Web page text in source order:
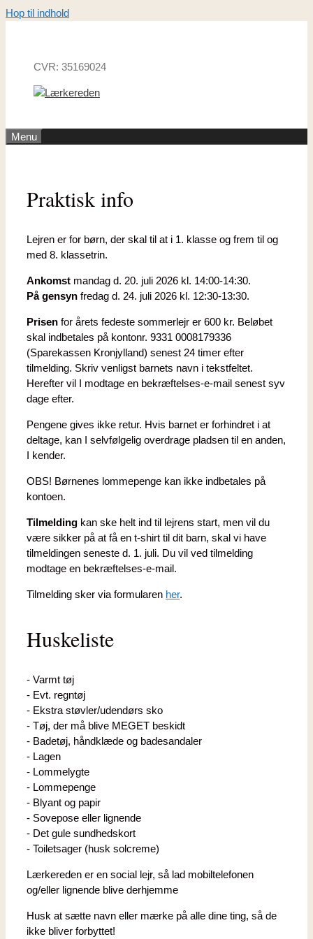
Hop til indhold
CVR: 35169024
Menu
Praktisk info
Lejren er for børn, der skal til at i 1. klasse og frem til og
med 8. klassetrin.
Ankomst mandag d. 20. juli 2026 kl. 14:00-14:30.
På gensyn fredag d. 24. juli 2026 kl. 12:30-13:30.
Prisen for årets fedeste sommerlejr er 600 kr. Beløbet
skal indbetales på kontonr. 9331 0008179336
(Sparekassen Kronjylland) senest 24 timer efter
tilmelding. Skriv venligst barnets navn i tekstfeltet.
Herefter vil I modtage en bekræftelses-e-mail senest syv
dage efter.
Pengene gives ikke retur. Hvis barnet er forhindret i at
deltage, kan I selvfølgelig overdrage pladsen til en anden,
I kender.
OBS! Børnenes lommepenge kan ikke indbetales på
kontoen.
Tilmelding kan ske helt ind til lejrens start, men vil du
være sikker på at få en t-shirt til dit barn, skal vi have
tilmeldingen seneste d. 1. juli. Du vil ved tilmelding
modtage en bekræftelses-e-mail.
Tilmelding sker via formularen her.
Huskeliste
- Varmt tøj
- Evt. regntøj
- Ekstra støvler/udendørs sko
- Tøj, der må blive MEGET beskidt
- Badetøj, håndklæde og badesandaler
- Lagen
- Lommelygte
- Lommepenge
- Blyant og papir
- Sovepose eller lignende
- Det gule sundhedskort
- Toiletsager (husk solcreme)
Lærkereden er en social lejr, så lad mobiltelefonen
og/eller lignende blive derhjemme
Husk at sætte navn eller mærke på alle dine ting, så de
ikke bliver forbyttet!